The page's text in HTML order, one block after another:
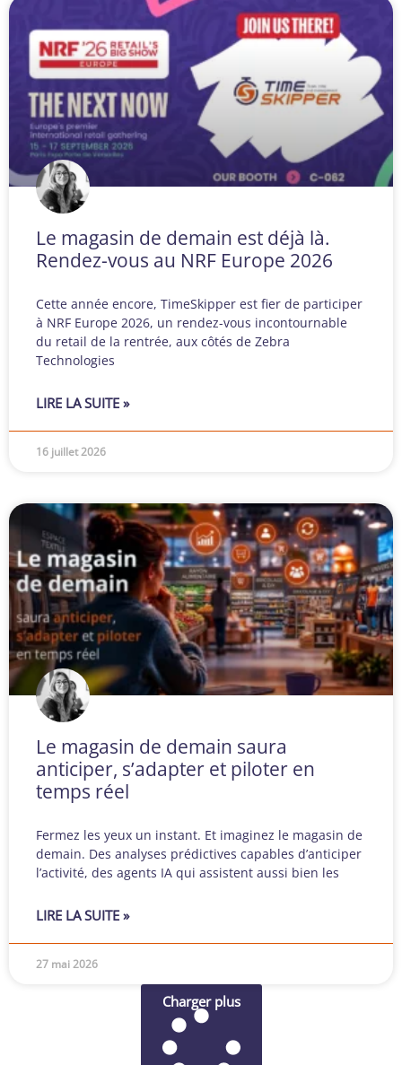
Le magasin de demain est déjà là.
Rendez-vous au NRF Europe 2026
Cette année encore, TimeSkipper est fier de participer
à NRF Europe 2026, un rendez-vous incontournable
du retail de la rentrée, aux côtés de Zebra
Technologies
LIRE LA SUITE »
16 juillet 2026
Le magasin de demain saura
anticiper, s’adapter et piloter en
temps réel
Fermez les yeux un instant. Et imaginez le magasin de
demain. Des analyses prédictives capables d’anticiper
l’activité, des agents IA qui assistent aussi bien les
LIRE LA SUITE »
27 mai 2026
Charger plus